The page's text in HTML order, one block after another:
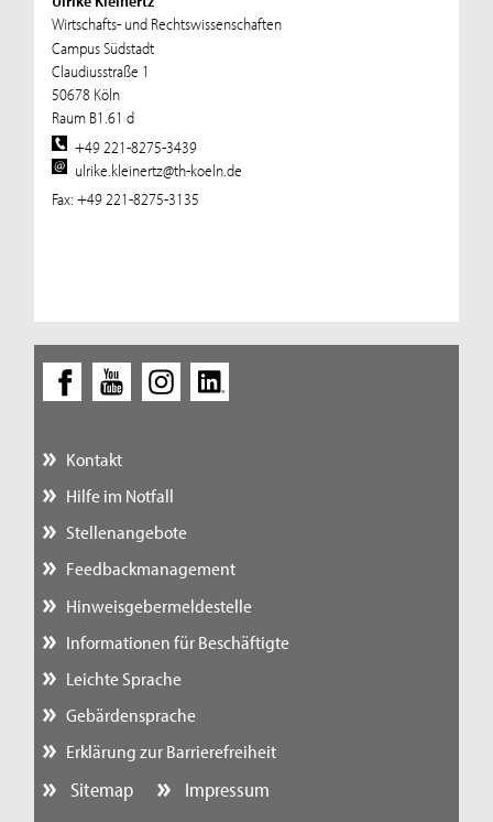
Wirtschafts- und Rechtswissenschaften
Campus Südstadt
Claudiusstraße 1
50678 Köln
Raum B1.61 d
+49 221-8275-3439
ulrike.kleinertz@th-koeln.de
Fax: +49 221-8275-3135
Kontakt
Hilfe im Notfall
Stellenangebote
Feedbackmanagement
Hinweisgebermeldestelle
Informationen für Beschäftigte
Leichte Sprache
Gebärdensprache
Erklärung zur Barrierefreiheit
Sitemap
Impressum